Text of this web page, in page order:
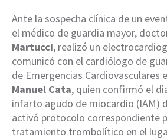
Ante la sospecha clínica de un
el médico de guardia mayor,
Martucci, realizó un
comunicó con el cardiólogo de
de Emergencias Cardiovasculares
Manuel Cata, quien confirmó el
infarto agudo de miocardio (IAM)
activó protocolo correspondiente
tratamiento trombolítico en el